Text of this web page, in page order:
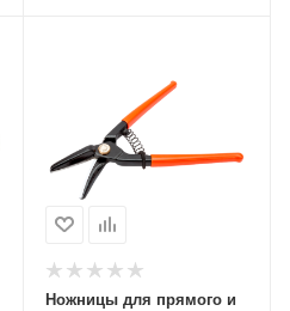
Ножницы для прямого и